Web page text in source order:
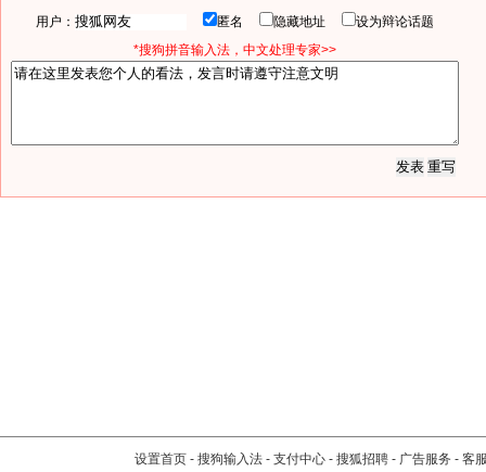
用户： 匿名 隐藏地址
设为辩论话题
*搜狗拼音输入法，中文处理专家>>
设置首页 - 搜狗输入法 - 支付中心 - 搜狐招聘 - 广告服务 - 客